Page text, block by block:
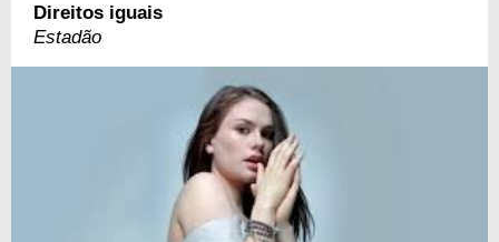
Direitos iguais
Estadão